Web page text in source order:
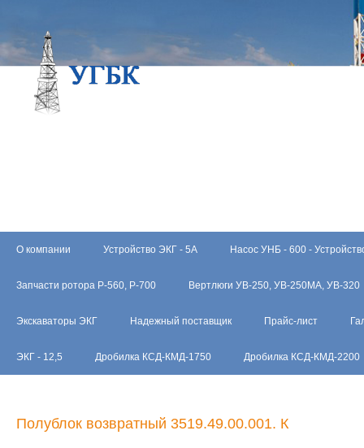
О компании Устройство ЭКГ - 5А Насос УНБ - 600 -
Запчасти ротора Р-560, Р-700 Вертлюги УВ-250, УВ-250МА, УВ-320
Экскаваторы ЭКГ Надежный поставщик Прайс-лист
ЭКГ - 12,5 Дробилка КСД-КМД-1750 Дробилка КСД-КМД-2200
Полублок возвратный 3519.49.00.001. К